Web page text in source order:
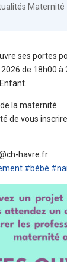
Maternité
ses portes
de 18h00 à
la maternité
de vous
havre.fr
#bébé #